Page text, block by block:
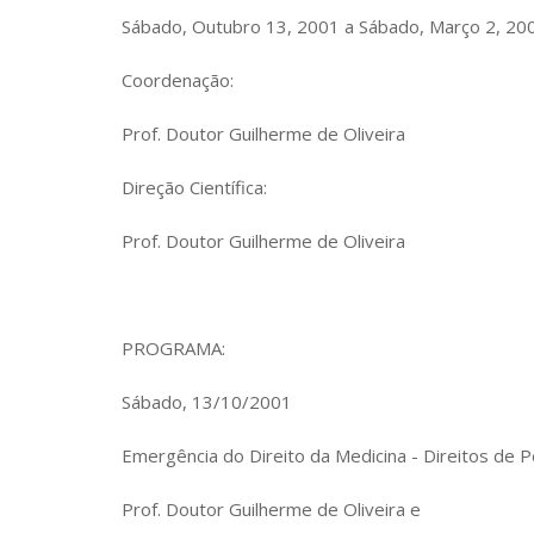
Sábado, Outubro 13, 2001 a Sábado, Março 2,
Coordenação:
Prof. Doutor Guilherme de Oliveira
Direção Científica:
Prof. Doutor Guilherme de Oliveira
PROGRAMA:
Sábado, 13/10/2001
Emergência do Direito da Medicina - Direitos de
Prof. Doutor Guilherme de Oliveira e